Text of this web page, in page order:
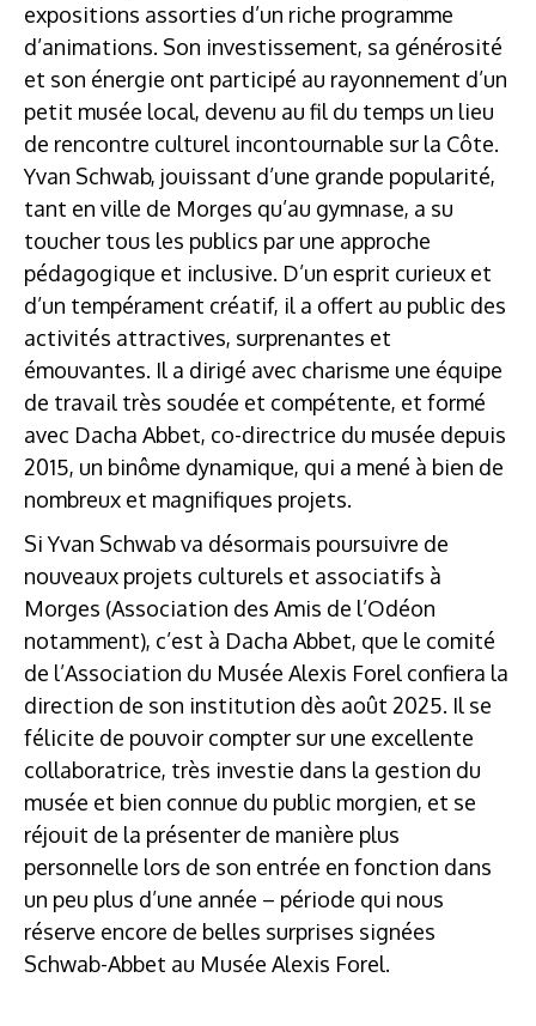
expositions assorties d’un riche programme
d’animations. Son investissement, sa générosité
et son énergie ont participé au rayonnement d’un
petit musée local, devenu au fil du temps un lieu
de rencontre culturel incontournable sur la Côte.
Yvan Schwab, jouissant d’une grande popularité,
tant en ville de Morges qu’au gymnase, a su
toucher tous les publics par une approche
pédagogique et inclusive. D’un esprit curieux et
d’un tempérament créatif, il a offert au public des
activités attractives, surprenantes et
émouvantes. Il a dirigé avec charisme une équipe
de travail très soudée et compétente, et formé
avec Dacha Abbet, co-directrice du musée depuis
2015, un binôme dynamique, qui a mené à bien de
nombreux et magnifiques projets.
Si Yvan Schwab va désormais poursuivre de
nouveaux projets culturels et associatifs à
Morges (Association des Amis de l’Odéon
notamment), c’est à Dacha Abbet, que le comité
de l’Association du Musée Alexis Forel confiera la
direction de son institution dès août 2025. Il se
félicite de pouvoir compter sur une excellente
collaboratrice, très investie dans la gestion du
musée et bien connue du public morgien, et se
réjouit de la présenter de manière plus
personnelle lors de son entrée en fonction dans
un peu plus d’une année – période qui nous
réserve encore de belles surprises signées
Schwab-Abbet au Musée Alexis Forel.